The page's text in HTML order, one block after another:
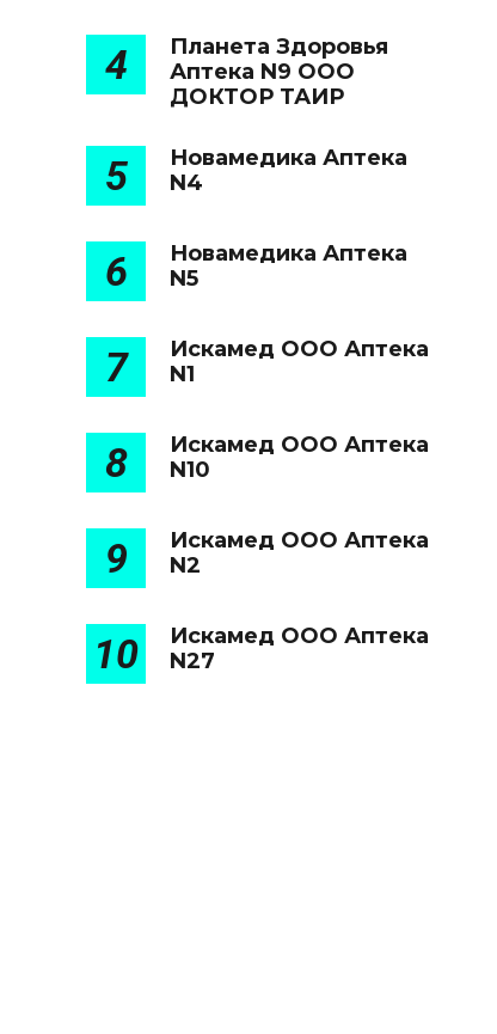
4
Планета Здоровья
Аптека N9 ООО
ДОКТОР ТАИР
5
Новамедика Аптека
N4
6
Новамедика Аптека
N5
7
Искамед ООО Аптека
N1
8
Искамед ООО Аптека
N10
9
Искамед ООО Аптека
N2
10
Искамед ООО Аптека
N27